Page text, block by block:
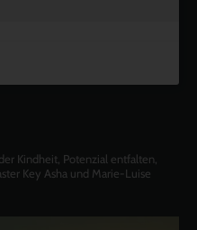
Kindheit, Potenzial entfalten,
Key Asha und Marie-Luise